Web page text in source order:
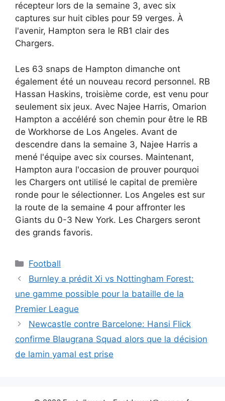
récepteur lors de la semaine 3, avec six
captures sur huit cibles pour 59 verges. À
l'avenir, Hampton sera le RB1 clair des
Chargers.
Les 63 snaps de Hampton dimanche ont
également été un nouveau record personnel. RB
Hassan Haskins, troisième corde, est venu pour
seulement six jeux. Avec Najee Harris, Omarion
Hampton a accéléré son chemin pour être le RB
de Workhorse de Los Angeles. Avant de
descendre dans la semaine 3, Najee Harris a
mené l'équipe avec six courses. Maintenant,
Hampton aura l'occasion de prouver pourquoi
les Chargers ont utilisé le capital de première
ronde pour le sélectionner. Los Angeles est sur
la route de la semaine 4 pour affronter les
Giants du 0-3 New York. Les Chargers seront
des grands favoris.
Catégories
Football
Burnley a prédit Xi vs Nottingham Forest:
une gamme possible pour la bataille de la
Premier League
Newcastle contre Barcelone: ​​Hansi Flick
confirme Blaugrana Squad alors que la décision
de lamin yamal est prise